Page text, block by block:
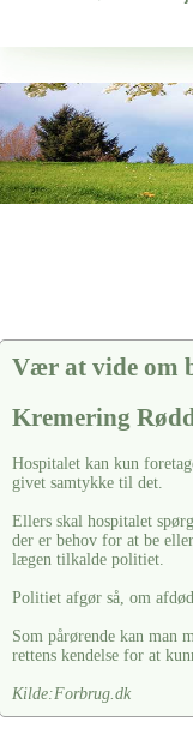
Her hos os får du altid en god
Kremering Rødding
vi hjælper i alle faser af begravelsel
Vær at vide om
Kremering
Hospitalet kan kun
givet samtykke til det.
Ellers skal hospitalet
der er behov for at be
lægen tilkalde politiet.
Politiet afgør så, om
Som pårørende kan man
rettens kendelse for at
Kilde:Forbrug.dk